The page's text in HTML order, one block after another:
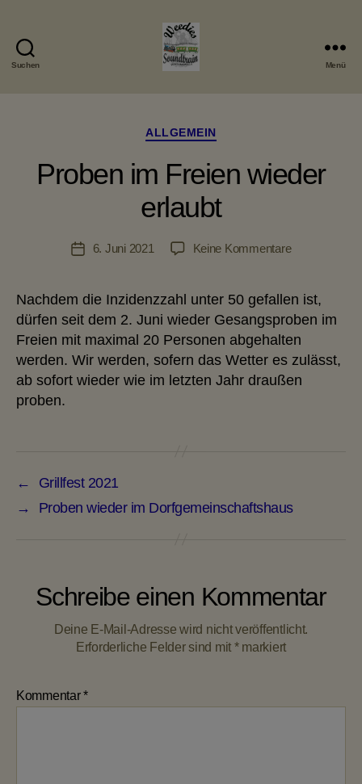
Suchen Menü
Kategorien
ALLGEMEIN
Proben im Freien wieder
erlaubt
Veröffentlichungsdatum
6. Juni 2021 Keine Kommentarezu
Freien
wieder
erlaubt
Nachdem die Inzidenzzahl unter 50 gefallen ist,
dürfen seit dem 2. Juni wieder Gesangsproben im
Freien mit maximal 20 Personen abgehalten
werden. Wir werden, sofern das Wetter es zulässt,
ab sofort wieder wie im letzten Jahr draußen
proben.
←
Grillfest 2021
→
Proben wieder im Dorfgemeinschaftshaus
Schreibe einen Kommentar
Deine E-Mail-Adresse wird nicht veröffentlicht.
Erforderliche Felder sind mit *markiert
Kommentar*